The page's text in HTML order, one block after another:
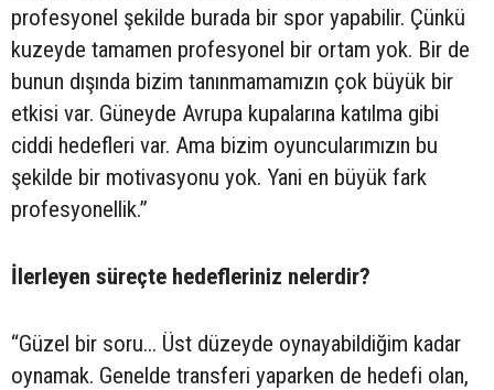
profesyonel şekilde burada bir spor yapabilir. Çünkü
kuzeyde tamamen profesyonel bir ortam yok. Bir de
bunun dışında bizim tanınmamamızın çok büyük bir
etkisi var. Güneyde Avrupa kupalarına katılma gibi
ciddi hedefleri var. Ama bizim oyuncularımızın bu
şekilde bir motivasyonu yok. Yani en büyük fark
profesyonellik.”
İlerleyen süreçte hedefleriniz nelerdir?
“Güzel bir soru... Üst düzeyde oynayabildiğim kadar
oynamak. Genelde transferi yaparken de hedefi olan,